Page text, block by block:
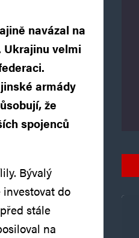
navázal na
Ukrajinu velmi
armády
že
spojenců
Bývalý
do
stále
na